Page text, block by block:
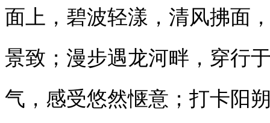
面上，碧波轻漾，清风拂面
景致；漫步遇龙河畔，穿行
气，感受悠然惬意；打卡阳